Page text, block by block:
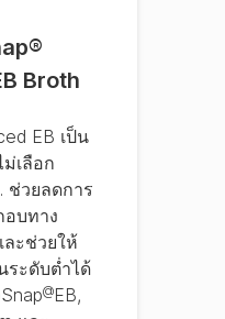
®
Broth
EB เป็น
เลือก
ช่วยลดการ
อบทาง
ะช่วยให้
ระดับต่ำได้
@EB,